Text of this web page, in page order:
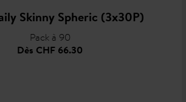
Skinny Spheric (3x30P)
Pack à 90
Dès CHF 66.30